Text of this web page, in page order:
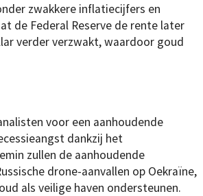
zwakkere inflatiecijfers en
de Federal Reserve de rente later
verder verzwakt, waardoor goud
voor een aanhoudende
dankzij het
zullen de aanhoudende
drone-aanvallen op Oekraïne,
als veilige haven ondersteunen.